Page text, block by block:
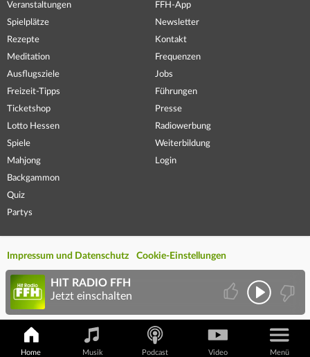
Veranstaltungen
Spielplätze
Rezepte
Meditation
Ausflugsziele
Freizeit-Tipps
Ticketshop
Lotto Hessen
Spiele
Mahjong
Backgammon
Quiz
Partys
FFH-App
Newsletter
Kontakt
Frequenzen
Jobs
Führungen
Presse
Radiowerbung
Weiterbildung
Login
Impressum und Datenschutz Cookie-Einstellungen
Home Musik Podcast Video Menü
HIT RADIO FFH
Jetzt einschalten